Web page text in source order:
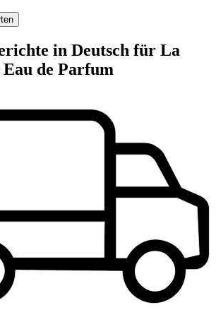
in Deutsch für La
de Parfum